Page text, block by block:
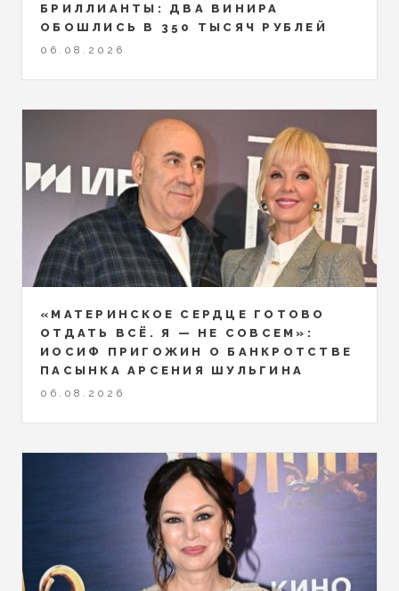
БРИЛЛИАНТЫ: ДВА ВИНИРА
ОБОШЛИСЬ В 350 ТЫСЯЧ РУБЛЕЙ
06.08.2026
«МАТЕРИНСКОЕ СЕРДЦЕ ГОТОВО
ОТДАТЬ ВСЁ. Я — НЕ СОВСЕМ»:
ИОСИФ ПРИГОЖИН О БАНКРОТСТВЕ
ПАСЫНКА АРСЕНИЯ ШУЛЬГИНА
06.08.2026